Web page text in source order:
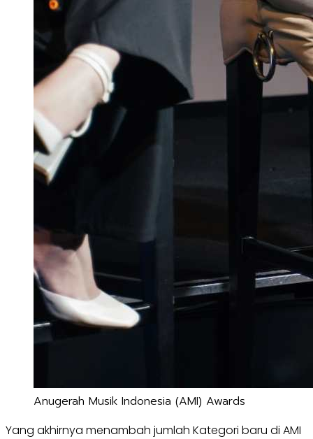
Anugerah Musik Indonesia (AMI) Awards
Yang akhirnya menambah jumlah Kategori baru di AMI